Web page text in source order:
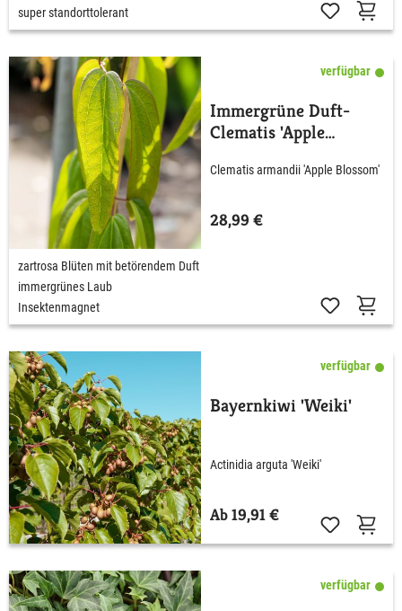
super standorttolerant
verfügbar
Immergrüne Duft-
Clematis 'Apple
Clematis armandii 'Apple Blossom'
28,99 €
zartrosa Blüten mit betörendem Duft
immergrünes Laub
Insektenmagnet
verfügbar
Bayernkiwi 'Weiki'
Actinidia arguta 'Weiki'
Ab 19,91 €
verfügbar